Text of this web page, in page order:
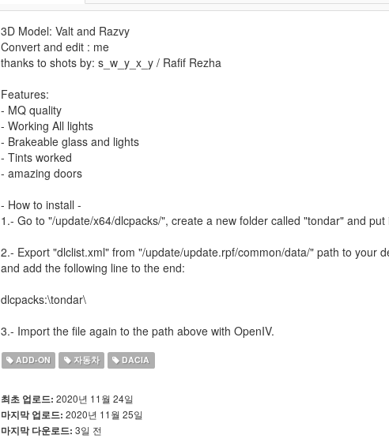
3D Model: Valt and Razvy
Convert and edit : me
thanks to shots by: s_w_y_x_y / Rafif Rezha
Features:
- MQ quality
- Working All lights
- Brakeable glass and lights
- Tints worked
- amazing doors
- How to install -
1.- Go to "/update/x64/dlcpacks/", create a new folder called "tondar" and
2.- Export "dlclist.xml" from "/update/update.rpf/common/data/" path to your
and add the following line to the end:
dlcpacks:\tondar\
3.- Import the file again to the path above with OpenIV.
ADD-ON 자동차 DACIA
최초 업로드: 2020년 11월 24일
마지막 업로드: 2020년 11월 25일
마지막 다운로드: 3일 전